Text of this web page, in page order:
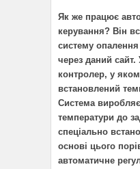
Як же працює
керування? Він
систему
через даний сайт.
контролер, у
встановлений
Система
температури до
спеціально
основі цього
автоматичне